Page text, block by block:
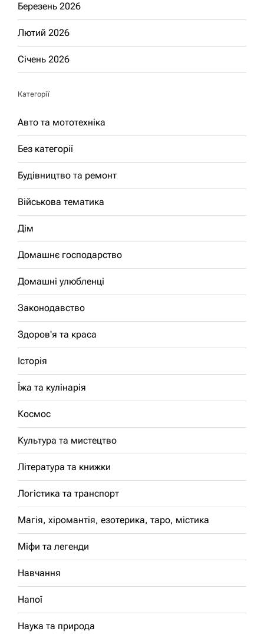
Березень 2026
Лютий 2026
Січень 2026
Категорії
Авто та мототехніка
Без категорії
Будівництво та ремонт
Військова тематика
Дім
Домашнє господарство
Домашні улюбленці
Законодавство
Здоров'я та краса
Історія
Їжа та кулінарія
Космос
Культура та мистецтво
Література та книжки
Логістика та транспорт
Магія, хіромантія, езотерика, таро, містика
Міфи та легенди
Навчання
Напої
Наука та природа